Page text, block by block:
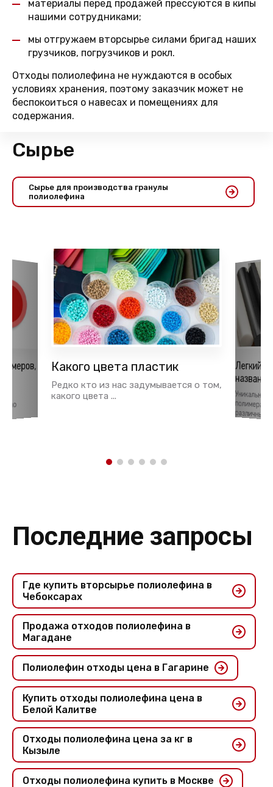
материалы перед продажей прессуются в кипы
нашими сотрудниками;
мы отгружаем вторсырье силами бригад наших
грузчиков, погрузчиков и рокл.
Отходы полиолефина не нуждаются в особых
условиях хранения, поэтому заказчик может не
беспокоиться о навесах и помещениях для
содержания.
Сырье
Сырье для производства гранулы
полиолефина
Какого цвета пластик
Редко кто из нас задумывается о том,
какого цвета ...
Легкий
названия
различных
Последние запросы
Где купить вторсырье полиолефина в
Чебоксарах
Продажа отходов полиолефина в
Магадане
Полиолефин отходы цена в Гагарине
Купить отходы полиолефина цена в
Белой Калитве
Отходы полиолефина цена за кг в
Кызыле
Отходы полиолефина купить в Москве